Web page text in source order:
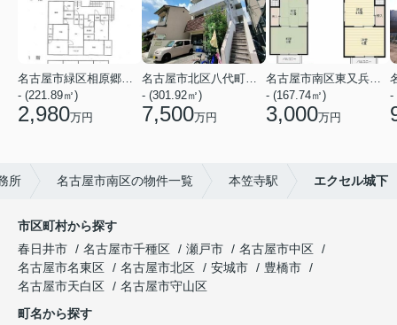
名古屋市緑区相原郷１丁目
- (221.89㎡)
2,980万円
名古屋市北区八代町２丁目
- (301.92㎡)
7,500万円
名古屋市南区東又兵ヱ町４丁目
- (167.74㎡)
3,000万円
-
所 名古屋市南区の物件一覧 本笠寺駅 エクセル城下
市区町村から探す
春日井市
名古屋市千種区 瀬戸市
名古屋市中区
名古屋市名東区
名古屋市北区 安城市
豊橋市
名古屋市天白区
名古屋市守山区
町名から探す